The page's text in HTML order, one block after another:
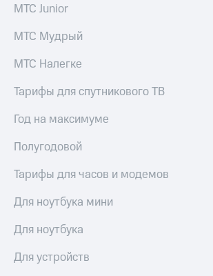
МТС Junior
МТС Мудрый
МТС Налегке
Тарифы для спутникового ТВ
Год на максимуме
Полугодовой
Тарифы для часов и модемов
Для ноутбука мини
Для ноутбука
Для устройств